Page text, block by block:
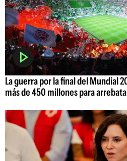
La guerra por la final del Mundial
más de 450 millones para